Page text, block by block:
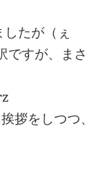
たが（ぇ
ですが、まさ
拶をしつつ、